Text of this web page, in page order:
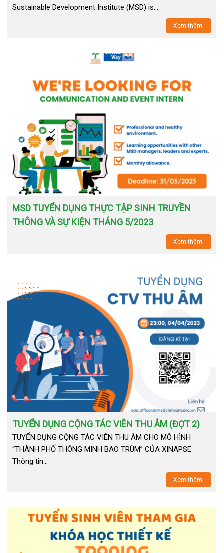
Sustainable Development Institute (MSD) is…
Xem thêm
MSD TUYỂN DỤNG THỰC TẬP SINH TRUYỀN
THÔNG VÀ SỰ KIỆN THÁNG 5/2023
Xem thêm
TUYỂN DỤNG CỘNG TÁC VIÊN THU ÂM (ĐỢT 2)
TUYỂN DỤNG CỘNG TÁC VIÊN THU ÂM CHO MÔ HÌNH
“THÀNH PHỐ THÔNG MINH BAO TRÙM” CỦA XINAPSE
Thông tin…
Xem thêm